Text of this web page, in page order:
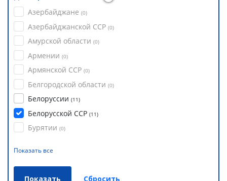
Азербайджане (0)
Азербайджанской ССР (0)
Амурской области (0)
Армении (0)
Армянской ССР (0)
Белгородской области (0)
Белоруссии (11)
Белорусской ССР (11)
Бурятии (0)
Показать все